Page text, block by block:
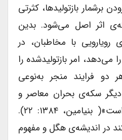
برشمار بازتولیدها، کثرتی
اثر اصل می‌شود. بدین
با مخاطبان، در
امر بازتولیدشده را
دو فرایند منجر به‌نوعی
سکه‌ی بحران معاصر و
فرایند نوسازی بشریت است»( بنیامین، ۱۳۸۴: ۲۲).
در اندیشه‌ی هگل و مفهوم